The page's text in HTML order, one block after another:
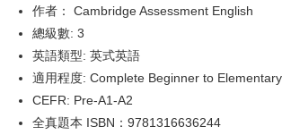
全家取貨付款
NT$60/order
付款後全家取貨
NT$60/order
7-11取貨付款
作者： Cambridge Assessment English
總級數: 3
英語類型: 英式英語
適用程度: Complete Beginner to Elementary
CEFR: Pre-A1-A2
全真題本 ISBN：9781316636244